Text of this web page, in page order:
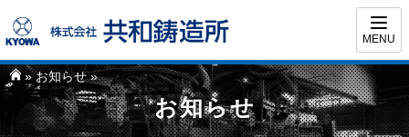
MENU
お知らせ
»お知らせ»